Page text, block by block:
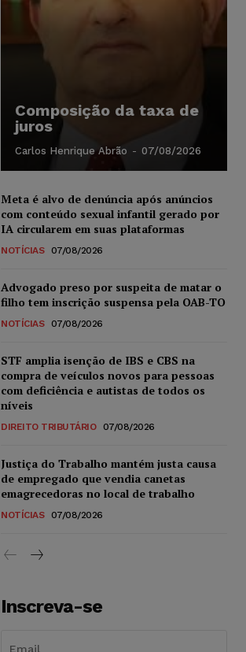
Composição da taxa de
juros
Carlos Henrique Abrão - 07/08/2026
Meta é alvo de denúncia após anúncios
com conteúdo sexual infantil gerado por
IA circularem em suas plataformas
NOTÍCIAS 07/08/2026
Advogado preso por suspeita de matar o
filho tem inscrição suspensa pela OAB-TO
NOTÍCIAS 07/08/2026
STF amplia isenção de IBS e CBS na
compra de veículos novos para pessoas
com deficiência e autistas de todos os
níveis
DIREITO TRIBUTÁRIO 07/08/2026
Justiça do Trabalho mantém justa causa
de empregado que vendia canetas
emagrecedoras no local de trabalho
NOTÍCIAS 07/08/2026
Inscreva-se